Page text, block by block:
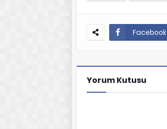
Facebook
Yorum Kutusu